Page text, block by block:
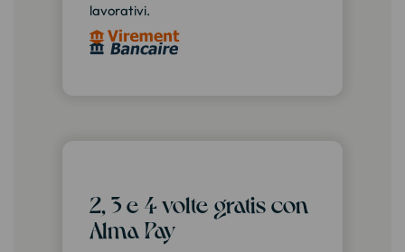
lavorativi.
2, 3 e 4 volte gratis con
Alma Pay